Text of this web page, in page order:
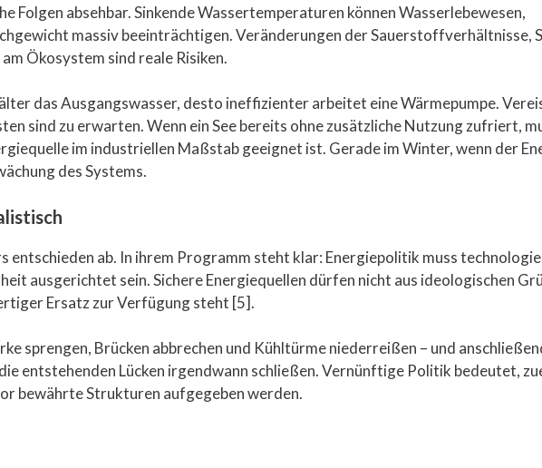
Folgen absehbar. Sinkende Wassertemperaturen können Wasserlebewesen,
massiv beeinträchtigen. Veränderungen der Sauerstoffverhältnisse,
Ökosystem sind reale Risiken.
das Ausgangswasser, desto ineffizienter arbeitet eine Wärmepumpe.
sind zu erwarten. Wenn ein See bereits ohne zusätzliche Nutzung zufriert,
im industriellen Maßstab geeignet ist. Gerade im Winter, wenn der
des Systems.
entschieden ab. In ihrem Programm steht klar: Energiepolitik muss
ausgerichtet sein. Sichere Energiequellen dürfen nicht aus ideologischen
Ersatz zur Verfügung steht [5].
sprengen, Brücken abbrechen und Kühltürme niederreißen – und
entstehenden Lücken irgendwann schließen. Vernünftige Politik bedeutet,
bewährte Strukturen aufgegeben werden.